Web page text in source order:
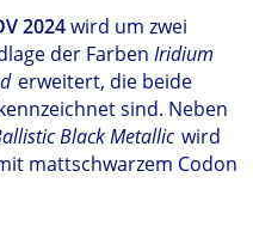
2024wird um zwei
der Farben Iridium
erweitert, die beide
sind. Neben
Black Metallic wird
mattschwarzem Codon